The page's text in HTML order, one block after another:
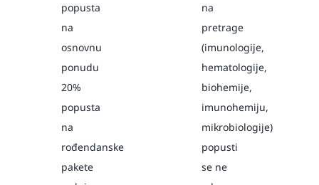
popusta
na
osnovnu
ponudu
20%
popusta
na
rođendanske
pakete
na
pretrage
(imunologije,
hematologije,
biohemije,
imunohemiju,
mikrobiologije)
popusti
se ne